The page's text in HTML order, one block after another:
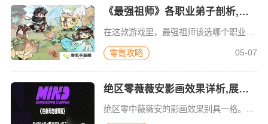
《最强祖师》各职业弟子剖析,助你了解职业特点
零氪攻略 05-07
绝区零薇薇安影画效果详析,展现独特视觉体验